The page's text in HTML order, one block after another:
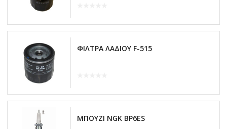
ΦΙΛΤΡΑ ΛΑΔΙΟΥ F-515
ΜΠΟΥΖΙ NGK BP6ES